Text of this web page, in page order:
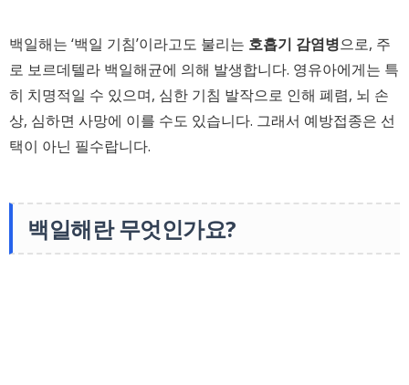
백일해는 ‘백일 기침’이라고도 불리는 호흡기 감염병으로, 주
로 보르데텔라 백일해균에 의해 발생합니다. 영유아에게는 특
히 치명적일 수 있으며, 심한 기침 발작으로 인해 폐렴, 뇌 손
상, 심하면 사망에 이를 수도 있습니다. 그래서 예방접종은 선
택이 아닌 필수랍니다.
백일해란 무엇인가요?